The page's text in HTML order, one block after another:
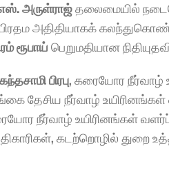
அருள்ராஜ் தலைமையில்
அதிதியாகக்
ரூபாய் பெறுமதியான
கந்தசாமி பிரபு, கரையோர நீர்வாழ்
நீர்வாழ் உயிரினங்கள்
கடற்றொழில் துறை